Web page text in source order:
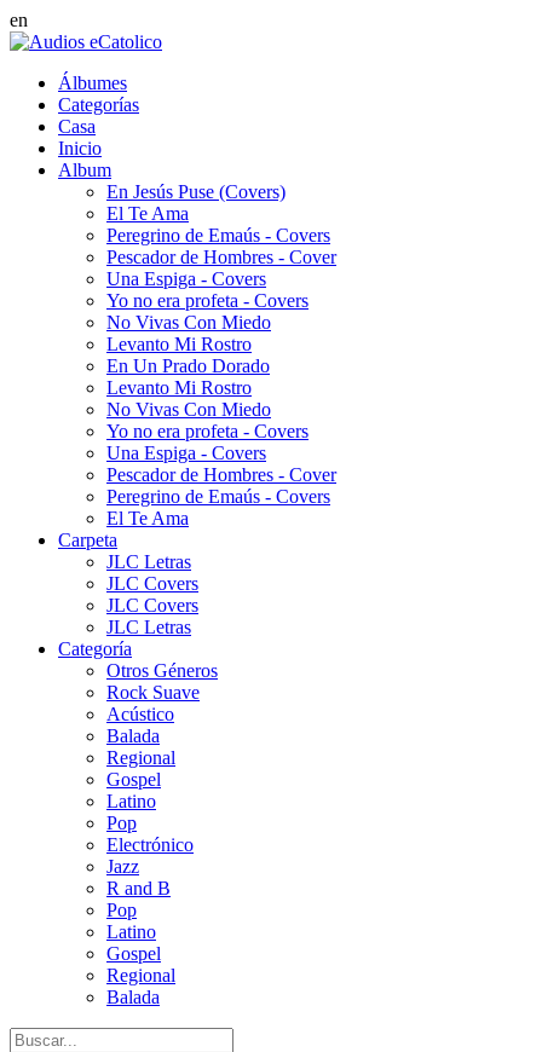
en
Álbumes
Categorías
Casa
Inicio
Album
En Jesús Puse (Covers)
El Te Ama
Peregrino de Emaús - Covers
Pescador de Hombres - Cover
Una Espiga - Covers
Yo no era profeta - Covers
No Vivas Con Miedo
Levanto Mi Rostro
En Un Prado Dorado
Levanto Mi Rostro
No Vivas Con Miedo
Yo no era profeta - Covers
Una Espiga - Covers
Pescador de Hombres - Cover
Peregrino de Emaús - Covers
El Te Ama
Carpeta
JLC Letras
JLC Covers
JLC Covers
JLC Letras
Categoría
Otros Géneros
Rock Suave
Acústico
Balada
Regional
Gospel
Latino
Pop
Electrónico
Jazz
R and B
Pop
Latino
Gospel
Regional
Balada